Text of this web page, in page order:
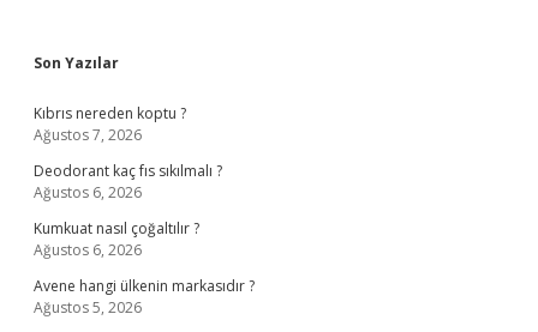
Sidebar
Son Yazılar
Kıbrıs nereden koptu ?
Ağustos 7, 2026
Deodorant kaç fıs sıkılmalı ?
Ağustos 6, 2026
Kumkuat nasıl çoğaltılır ?
Ağustos 6, 2026
Avene hangi ülkenin markasıdır ?
Ağustos 5, 2026